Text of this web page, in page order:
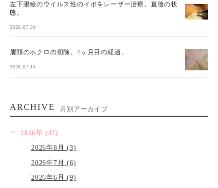
左下眼瞼のウイルス性のイボをレーザー治療。直後の状
態。
2026.07.30
眉頭のホクロの切除。4ヶ月目の経過。
2026.07.18
ARCHIVE 月別アーカイブ
2026年 (47)
2026年8月 (3)
2026年7月 (6)
2026年6月 (9)